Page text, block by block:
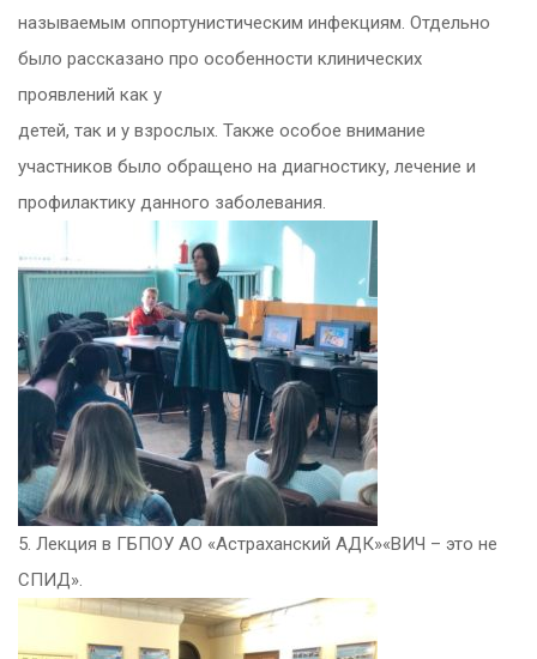
называемым оппортунистическим инфекциям. Отдельно
было рассказано про особенности клинических
проявлений как у
детей, так и у взрослых. Также особое внимание
участников было обращено на диагностику, лечение и
профилактику данного заболевания.
5. Лекция в ГБПОУ АО «Астраханский АДК»«ВИЧ – это не
СПИД».